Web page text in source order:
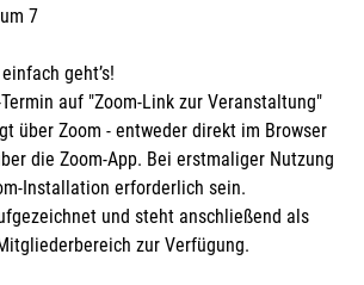
7
geht’s!
auf "Zoom-Link zur Veranstaltung"
über Zoom - entweder direkt im Browser
die Zoom-App. Bei erstmaliger Nutzung
Installation erforderlich sein.
und steht anschließend als
zur Verfügung.